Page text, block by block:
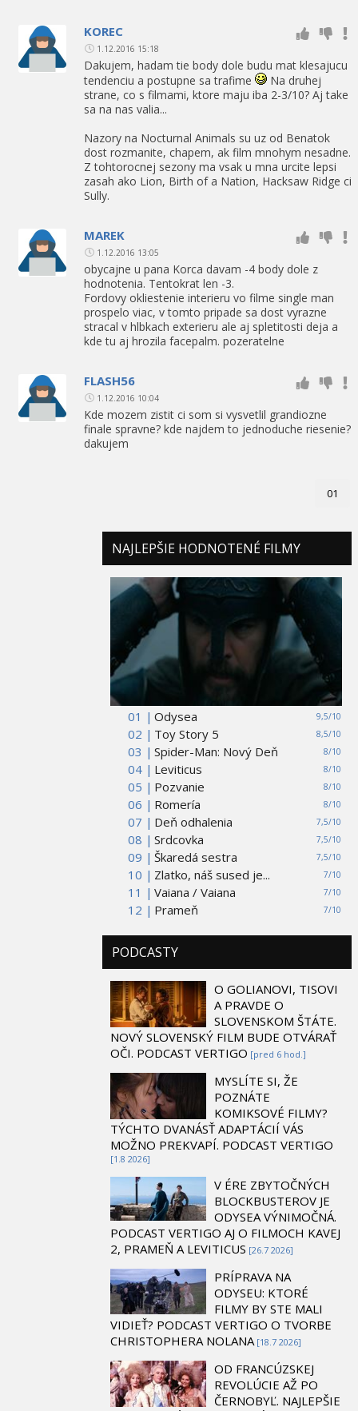
KOREC
1.12.2016 15:18
Dakujem, hadam tie body dole budu mat klesajucu
tendenciu a postupne sa trafime
Na druhej
strane, co s filmami, ktore maju iba 2-3/10? Aj take
sa na nas valia...
Nazory na Nocturnal Animals su uz od Benatok
dost rozmanite, chapem, ak film mnohym nesadne.
Z tohtorocnej sezony ma vsak u mna urcite lepsi
zasah ako Lion, Birth of a Nation, Hacksaw Ridge ci
Sully.
MAREK
1.12.2016 13:05
obycajne u pana Korca davam -4 body dole z
hodnotenia. Tentokrat len -3.
Fordovy okliestenie interieru vo filme single man
prospelo viac, v tomto pripade sa dost vyrazne
stracal v hlbkach exterieru ale aj spletitosti deja a
kde tu aj hrozila facepalm. pozeratelne
FLASH56
1.12.2016 10:04
Kde mozem zistit ci som si vysvetlil grandiozne
finale spravne? kde najdem to jednoduche riesenie?
dakujem
01
NAJLEPŠIE HODNOTENÉ FILMY
01 | 9,5/10
Odysea
02 |
8,5/10
Toy Story 5
03 |
8/10
Spider-Man: Nový Deň
04 |
8/10
Leviticus
05 |
8/10
Pozvanie
06 |
8/10
Romería
07 |
7,5/10
Deň odhalenia
08 |
7,5/10
Srdcovka
09 |
7,5/10
Škaredá sestra
10 |
7/10
Zlatko, náš sused je...
11 |
7/10
Vaiana / Vaiana
12 |
7/10
Prameň
PODCASTY
O GOLIANOVI, TISOVI
A PRAVDE O
SLOVENSKOM ŠTÁTE.
NOVÝ SLOVENSKÝ FILM BUDE OTVÁRAŤ
OČI. PODCAST VERTIGO [pred 6 hod.]
MYSLÍTE SI, ŽE
POZNÁTE
KOMIKSOVÉ FILMY?
TÝCHTO DVANÁSŤ ADAPTÁCIÍ VÁS
MOŽNO PREKVAPÍ. PODCAST VERTIGO
[1.8 2026]
V ÉRE ZBYTOČNÝCH
BLOCKBUSTEROV JE
ODYSEA VÝNIMOČNÁ.
PODCAST VERTIGO AJ O FILMOCH KAVEJ
2, PRAMEŇ A LEVITICUS [26.7 2026]
PRÍPRAVA NA
ODYSEU: KTORÉ
FILMY BY STE MALI
VIDIEŤ? PODCAST VERTIGO O TVORBE
CHRISTOPHERA NOLANA [18.7 2026]
OD FRANCÚZSKEJ
REVOLÚCIE AŽ PO
ČERNOBYĽ. NAJLEPŠIE